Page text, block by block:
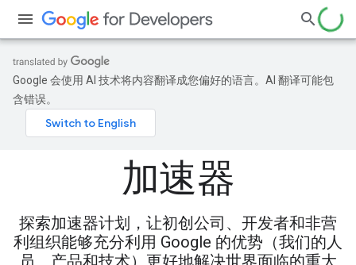
Google 会使用 AI 技术将内容翻译成您偏好的语言。AI 翻译可能包
含错误。
加速器
探索加速器计划，让初创公司、开发者和非营
利组织能够充分利用 Google 的优势（我们的人
员、产品和技术）更好地解决世界面临的重大